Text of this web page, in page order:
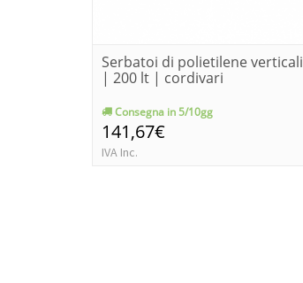
Serbatoi di polietilene verticali
| 200 lt | cordivari
Consegna in 5/10gg
141,67€
IVA Inc.